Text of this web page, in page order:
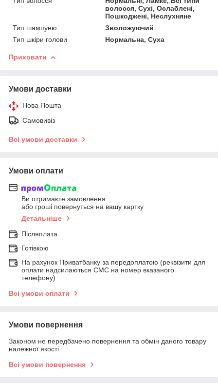
волосся, Сухі, Ослаблені,
Пошкоджені, Неслухняне
Тип шампуню
Зволожуючий
Тип шкіри голови
Нормальна, Суха
Приховати
Умови доставки
Нова Пошта
Самовивіз
Всі умови доставки
Умови оплати
Ви отримаєте замовлення
або гроші повернуться на вашу картку
Детальніше
Післяплата
Готівкою
На рахунок Приватбанку за передоплатою (реквізити для
оплати надсилаються СМС на номер вказаного
телефону)
Всі умови оплати
Умови повернення
Законом не передбачено повернення та обмін даного товару
належної якості
Всі умови повернення